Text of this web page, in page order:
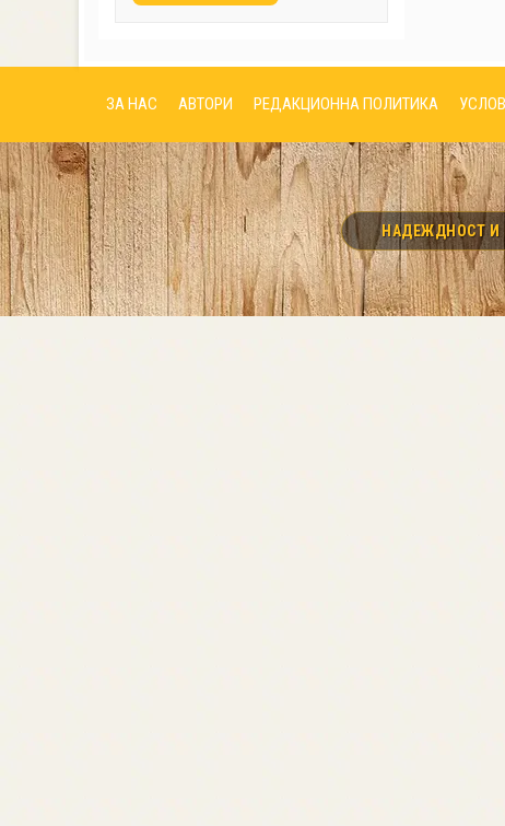
ЗА НАС АВТОРИ РЕДАКЦИОННА ПОЛИТИКА
НАДЕЖДНОСТ И